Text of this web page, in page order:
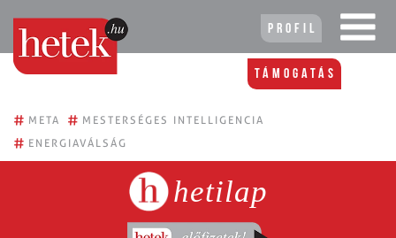
Profil
Támogatás
# META # MESTERSÉGES INTELLIGENCIA
# ENERGIAVÁLSÁG
hetilap